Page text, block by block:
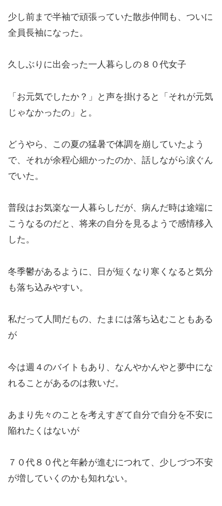
少し前まで半袖で頑張っていた散歩仲間も、ついに
全員長袖になった。
久しぶりに出会った一人暮らしの８０代女子
「お元気でしたか？」と声を掛けると「それが元気
じゃなかったの」と。
どうやら、この夏の猛暑で体調を崩していたよう
で、それが余程心細かったのか、話しながら涙ぐん
でいた。
普段はお気楽な一人暮らしだが、病んだ時は途端に
こうなるのだと、将来の自分を見るようで感情移入
した。
冬季鬱があるように、日が短くなり寒くなると気分
も落ち込みやすい。
私だって人間だもの、たまには落ち込むこともある
が
今は週４のバイトもあり、なんやかんやと夢中にな
れることがあるのは救いだ。
あまり先々のことを考えすぎて自分で自分を不安に
陥れたくはないが
７０代８０代と年齢が進むにつれて、少しづつ不安
が増していくのかも知れない。